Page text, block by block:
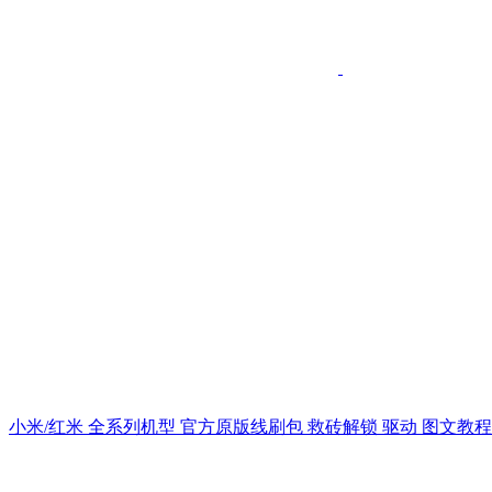
小米/红米 全系列机型 官方原版线刷包 救砖解锁 驱动 图文教